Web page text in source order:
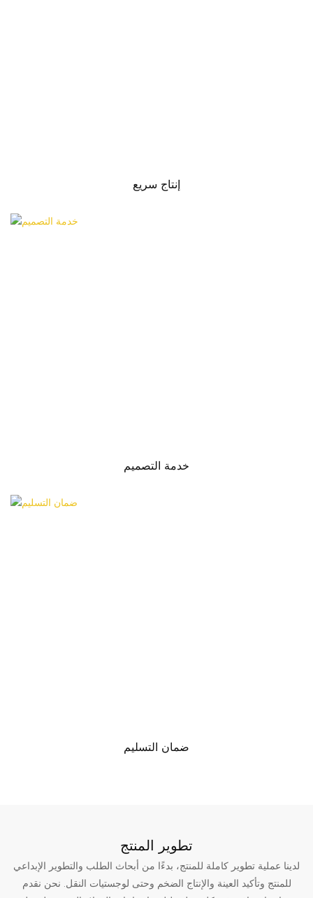
إنتاج سريع
خدمة التصميم
ضمان التسليم
تطوير المنتج
لدينا عملية تطوير كاملة للمنتج، بدءًا من أبحاث الطلب والتطوير الإبداعي
للمنتج وتأكيد العينة والإنتاج الضخم وحتى لوجستيات النقل. نحن نقدم